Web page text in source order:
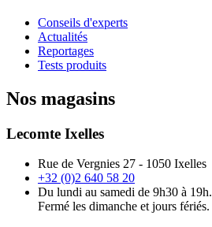
Conseils d'experts
Actualités
Reportages
Tests produits
Nos magasins
Lecomte Ixelles
Rue de Vergnies 27 - 1050 Ixelles
+32 (0)2 640 58 20
Du lundi au samedi de 9h30 à 19h.
Fermé les dimanche et jours fériés.